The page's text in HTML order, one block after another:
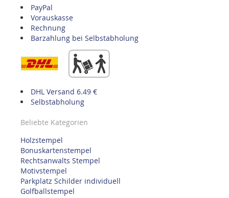
PayPal
Vorauskasse
Rechnung
Barzahlung bei Selbstabholung
DHL Versand 6.49 €
Selbstabholung
Beliebte Kategorien
Holzstempel
Bonuskartenstempel
Rechtsanwalts Stempel
Motivstempel
Parkplatz Schilder individuell
Golfballstempel